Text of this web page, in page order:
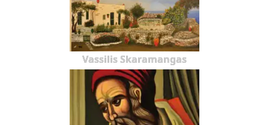
Vassilis Skaramangas